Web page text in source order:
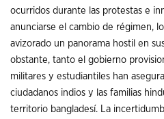
ocurridos durante las protestas e
anunciarse el cambio de régimen,
avizorado un panorama hostil en
obstante, tanto el gobierno
militares y estudiantiles han
ciudadanos indios y las familias
territorio bangladesí. La